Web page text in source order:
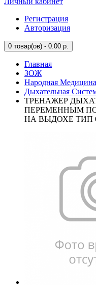
Регистрация
Авторизация
0 товар(ов) - 0.00 р.
Главная
ЗОЖ
Народная Медицина
Дыхательная
ТРЕНАЖЕР
ПЕРЕМЕННЫМ
НА ВЫДОХЕ ТИП